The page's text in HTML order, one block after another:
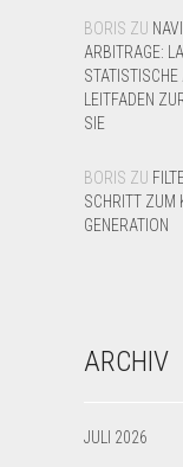
BORIS ZU
ARBITRAGE:
LEITFADEN
SIE
BORIS ZU
SCHRITT ZUM
GENERATION
ARCHIV
JULI 2026